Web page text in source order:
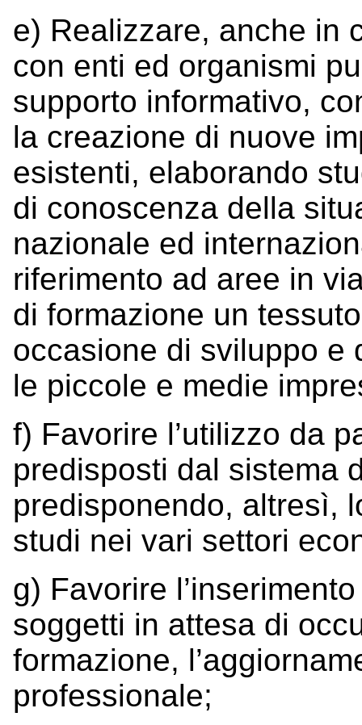
e) Realizzare, anche in
con enti ed organismi
supporto informativo,
la creazione di nuove
esistenti, elaborando
di conoscenza della
nazionale ed
riferimento ad aree in
di formazione un
occasione di sviluppo e
le piccole e medie
f) Favorire l’utilizzo da
predisposti dal sistema
predisponendo, altresì,
studi nei vari settori
g) Favorire
soggetti in attesa di
formazione,
professionale;